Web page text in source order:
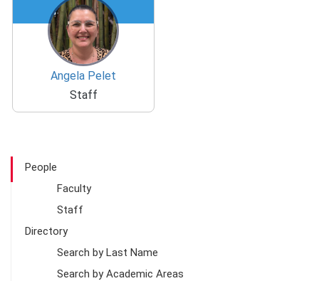
Angela Pelet
Staff
People
Faculty
Staff
Directory
Search by Last Name
Search by Academic Areas